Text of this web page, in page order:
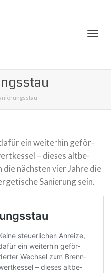
ein wei­ter­hin geför­
– dieses alt­be­
nächs­ten vier Jahre die
Sanie­rung sein.